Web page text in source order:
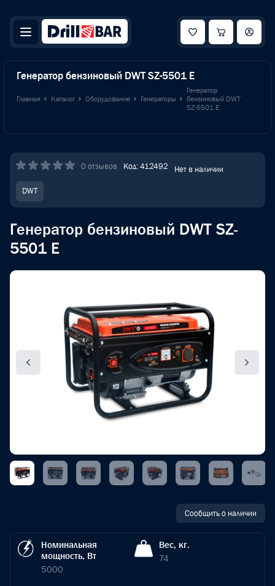
Генератор бензиновый DWT SZ-5501 E
Главная Каталог Оборудование Генераторы
Генератор
бензиновый DWT
SZ-5501 E
0 отзывов Код: 412492 Нет в наличии
DWT
Генератор бензиновый DWT SZ-
5501 E
Сообщить о наличии
Номинальная
мощность, Вт
5000
Вес, кг.
74